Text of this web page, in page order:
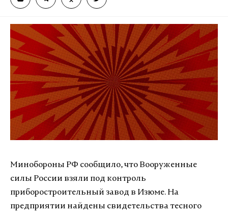
Минобороны РФ сообщило, что Вооруженные
силы России взяли под контроль
приборостроительный завод в Изюме. На
предприятии найдены свидетельства тесного